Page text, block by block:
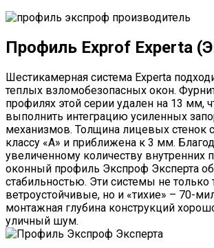
Профиль Exprof Experta
Шестикамерная система Experta
теплых взломобезопасных окон.
профилях этой серии удален на 13 мм,
выполнить интеграцию усиленных
механизмов. Толщина лицевых стенок
классу «A» и приближена к 3 мм.
увеличенному количеству внутренних
оконный профиль Экспроф Эксперта
стабильностью. Эти системы не только
ветроустойчивые, но и «тихие» – 70-
монтажная глубина конструкций
уличный шум.